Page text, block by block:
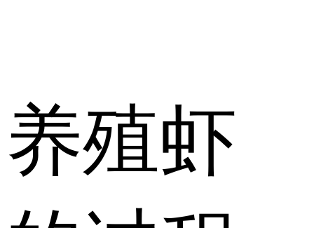
养殖虾